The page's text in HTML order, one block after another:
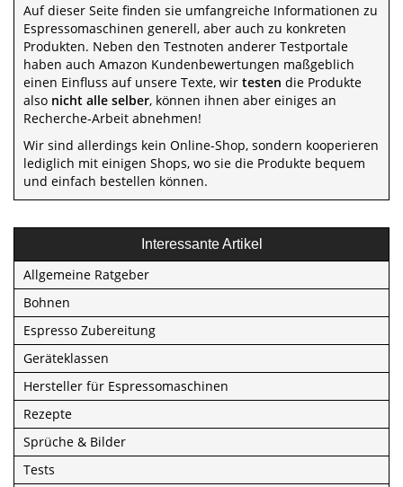
Auf dieser Seite finden sie umfangreiche Informationen zu
Espressomaschinen generell, aber auch zu konkreten
Produkten. Neben den Testnoten anderer Testportale
haben auch Amazon Kundenbewertungen maßgeblich
einen Einfluss auf unsere Texte, wir testen die Produkte
also nicht alle selber, können ihnen aber einiges an
Recherche-Arbeit abnehmen!
Wir sind allerdings kein Online-Shop, sondern kooperieren
lediglich mit einigen Shops, wo sie die Produkte bequem
und einfach bestellen können.
Interessante Artikel
Allgemeine Ratgeber
Bohnen
Espresso Zubereitung
Geräteklassen
Hersteller für Espressomaschinen
Rezepte
Sprüche & Bilder
Tests